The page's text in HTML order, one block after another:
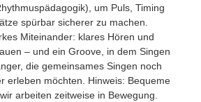
um Puls, Timing
spürbar sicherer zu machen.
Miteinander: klares Hören und
– und ein Groove, in dem Singen
die gemeinsames Singen noch
erleben möchten. Hinweis: Bequeme
arbeiten zeitweise in Bewegung.